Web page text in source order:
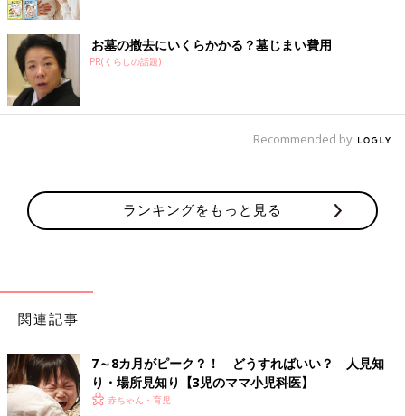
お墓の撤去にいくらかかる？墓じまい費用
PR(くらしの話題)
Recommended by
ランキングをもっと見る
関連記事
7～8カ月がピーク？！ どうすればいい？ 人見知
り・場所見知り【3児のママ小児科医】
赤ちゃん・育児